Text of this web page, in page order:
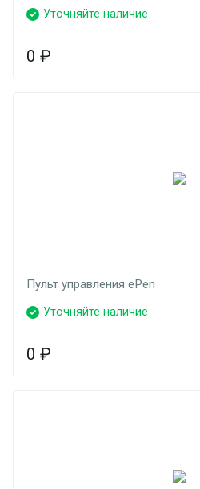
Уточняйте наличие
0 ₽
Пульт управления ePen
Уточняйте наличие
0 ₽